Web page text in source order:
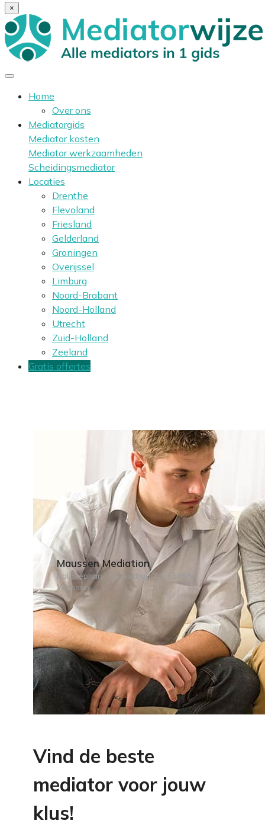
×
Home
Over ons
Mediatorgids
Mediator kosten
Mediator werkzaamheden
Scheidingsmediator
Locaties
Drenthe
Flevoland
Friesland
Gelderland
Groningen
Overijssel
Limburg
Noord-Brabant
Noord-Holland
Utrecht
Zuid-Holland
Zeeland
Gratis offertes
Maussen Mediation
Not Stephanus Roesstraat 15, 6645AD
Winssen
Vind de beste
mediator voor jouw
klus!